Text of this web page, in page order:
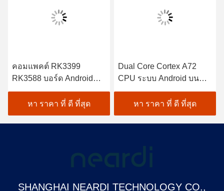
คอมแพคต์ RK3399
RK3588 บอร์ด Android
SoM Module Cortex A55
CPUหา ราคา ที่ ดี ที่สุด
Dual Core Cortex A72
CPU ระบบ Android บน
โมดูล RK3399 โมดูล 3
TOPS NPU
หา ราคา ที่ ดี ที่สุด
SHANGHAI NEARDI TECHNOLOGY CO.,